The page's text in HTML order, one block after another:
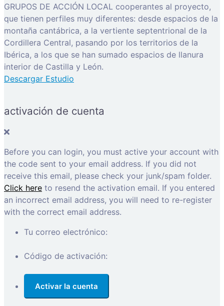
GRUPOS DE ACCIÓN LOCAL cooperantes al proyecto,
que tienen perfiles muy diferentes: desde espacios de la
montaña cantábrica, a la vertiente septentrional de la
Cordillera Central, pasando por los territorios de la
Ibérica, a los que se han sumado espacios de llanura
interior de Castilla y León.
Descargar Estudio
activación de cuenta
Before you can login, you must active your account with
the code sent to your email address. If you did not
receive this email, please check your junk/spam folder.
Click here to resend the activation email. If you entered
an incorrect email address, you will need to re-register
with the correct email address.
Tu correo electrónico:
Código de activación: